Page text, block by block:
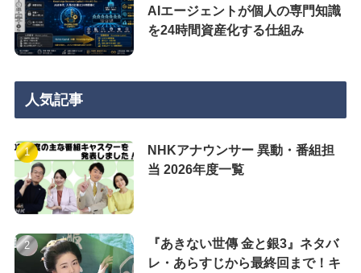
AIエージェントが個人の専門知識
を24時間資産化する仕組み
人気記事
NHKアナウンサー 異動・番組担
当 2026年度一覧
『あきない世傳 金と銀3』ネタバ
レ・あらすじから最終回まで！キ